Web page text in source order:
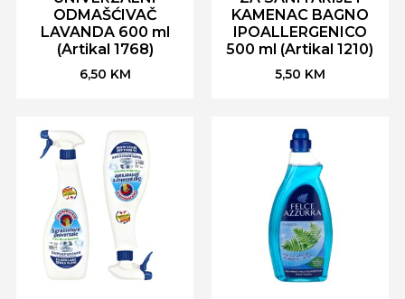
ODMAŠĆIVAČ
LAVANDA 600 ml
(Artikal 1768)
6,50 KM
KAMENAC BAGNO
IPOALLERGENICO
500 ml (Artikal 1210)
5,50 KM